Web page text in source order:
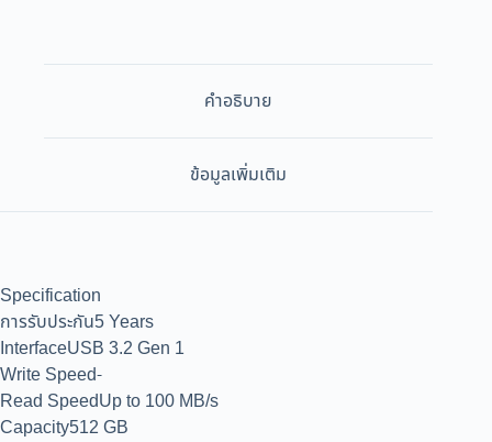
คำอธิบาย
ข้อมูลเพิ่มเติม
Specification
การรับประกัน5 Years
InterfaceUSB 3.2 Gen 1
Write Speed-
Read SpeedUp to 100 MB/s
Capacity512 GB